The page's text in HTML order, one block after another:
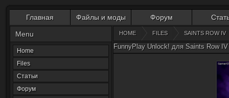
Главная Файлы и моды Форум
Menu
Home
Files
Статьи
Форум
HOME FILES SAINTS ROW IV
FunnyPlay Unlock! для Saints Row IV